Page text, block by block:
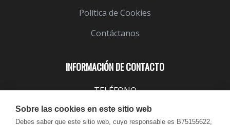
INFORMACIÓN DE CONTACTO
TELÉFONO
Política de Cookies
Contáctanos
Sobre las cookies en este sitio web
Debes saber que este sitio web, cuyo responsable es B75155622,